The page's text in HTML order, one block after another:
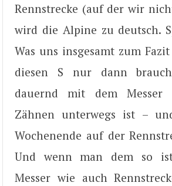
Rennstrecke (auf der wir
wird die Alpine zu deutsch.
Was uns insgesamt zum
diesen S nur dann
dauernd mit dem Messer
Zähnen unterwegs ist –
Wochenende auf der
Und wenn man dem so
Messer wie auch